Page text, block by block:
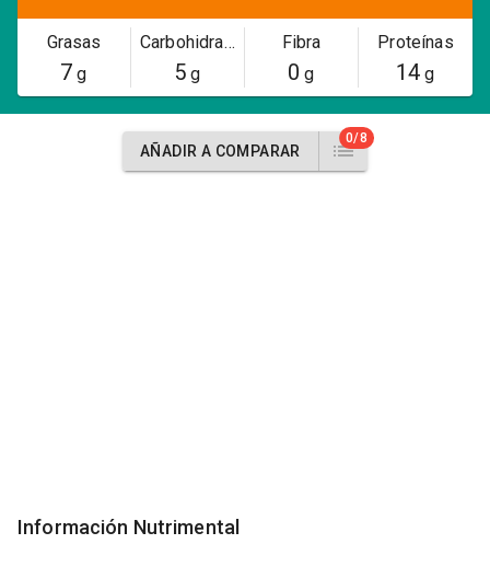
Grasas
7 g
Carbohidratos
5 g
Fibra
0 g
Proteínas
14 g
AÑADIR A COMPARAR
0/8
Información Nutrimental